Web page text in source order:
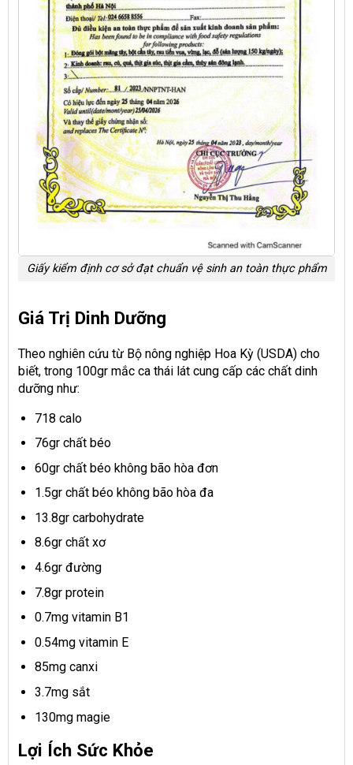
Giấy kiểm định cơ sở đạt chuẩn vệ sinh an toàn thực phẩm
Giá Trị Dinh Dưỡng
Theo nghiên cứu từ Bộ nông nghiệp Hoa Kỳ (USDA) cho
biết, trong 100gr mắc ca thái lát cung cấp các chất dinh
dưỡng như:
718 calo
76gr chất béo
60gr chất béo không bão hòa đơn
1.5gr chất béo không bão hòa đa
13.8gr carbohydrate
8.6gr chất xơ
4.6gr đường
7.8gr protein
0.7mg vitamin B1
0.54mg vitamin E
85mg canxi
3.7mg sắt
130mg magie
Lợi Ích Sức Khỏe